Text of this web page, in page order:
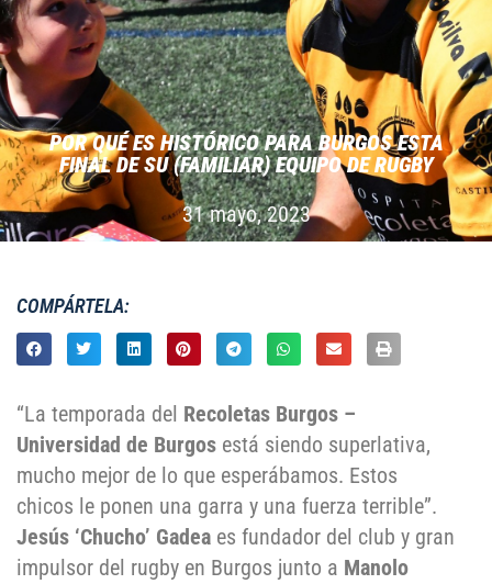
POR QUÉ ES HISTÓRICO PARA BURGOS ESTA
FINAL DE SU (FAMILIAR) EQUIPO DE RUGBY
31 mayo, 2023
COMPÁRTELA:
“La temporada del Recoletas Burgos –
Universidad de Burgos está siendo superlativa,
mucho mejor de lo que esperábamos. Estos
chicos le ponen una garra y una fuerza terrible”.
Jesús ‘Chucho’ Gadea es fundador del club y gran
impulsor del rugby en Burgos junto a Manolo